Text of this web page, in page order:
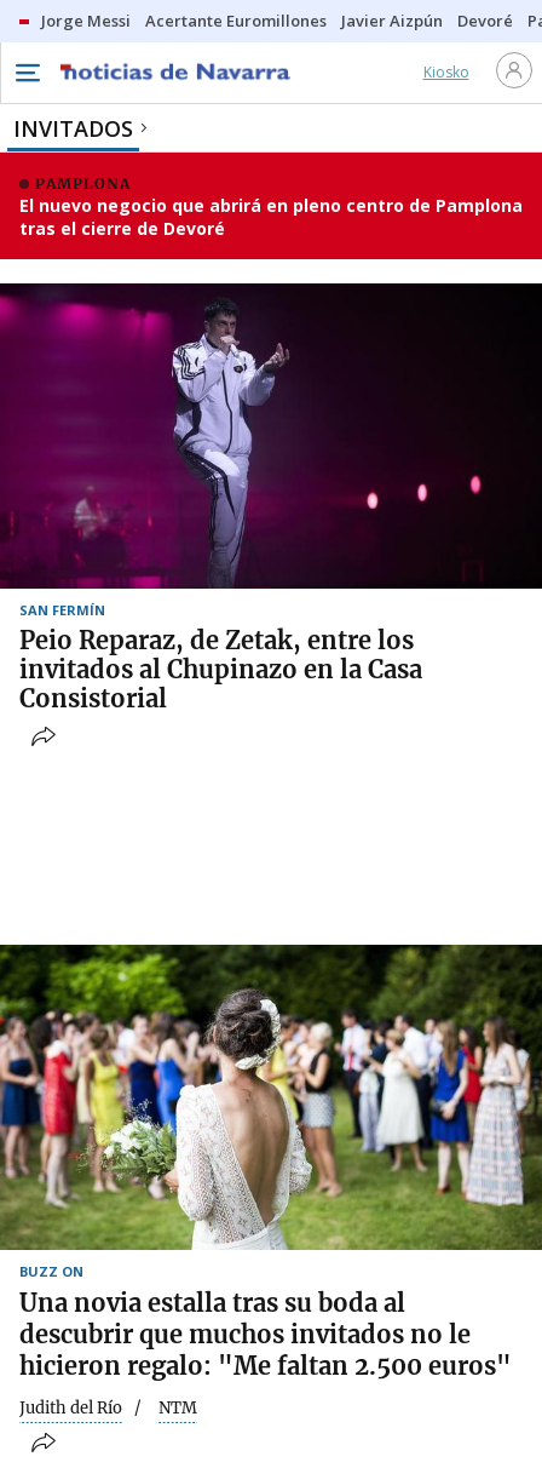
Jorge Messi Acertante Euromillones Javier Aizpún Devoré
Kiosko
INVITADOS
PAMPLONA
El nuevo negocio que abrirá en pleno centro de Pamplona
tras el cierre de Devoré
SAN FERMÍN
Peio Reparaz, de Zetak, entre los
invitados al Chupinazo en la Casa
Consistorial
BUZZ ON
Una novia estalla tras su boda al
descubrir que muchos invitados no le
hicieron regalo: "Me faltan 2.500 euros"
Judith del Río NTM